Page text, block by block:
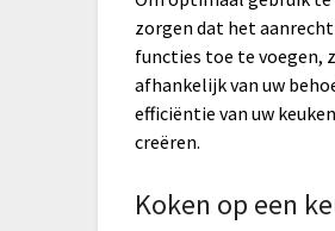
zorgen dat het
functies toe te voegen,
afhankelijk van uw
efficiëntie van uw
creëren.
Koken op een